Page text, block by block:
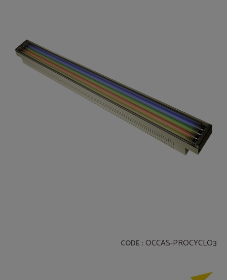
CODE : OCCAS-PROCYCLO3